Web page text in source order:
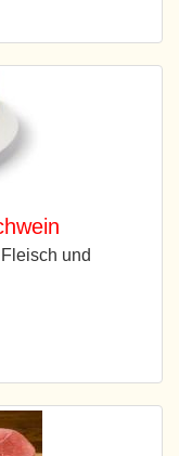
und